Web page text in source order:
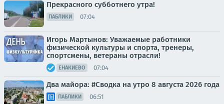
Прекрасного субботнего утра!
ПАБЛИКИ 07:04
Игорь Мартынов: Уважаемые работники
физической культуры и спорта, тренеры,
спортсмены, ветераны отрасли!
ЕНАКИЕВО 07:04
Два майора: #Сводка на утро 8 августа 2026 года
ПАБЛИКИ 06:51